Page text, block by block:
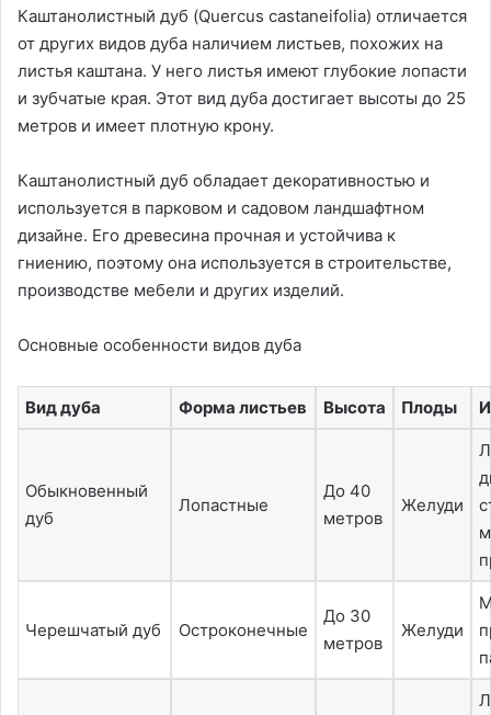
Каштанолистный дуб (Quercus castaneifolia) отличается
от других видов дуба наличием листьев, похожих на
листья каштана. У него листья имеют глубокие лопасти
и зубчатые края. Этот вид дуба достигает высоты до 25
метров и имеет плотную крону.
Каштанолистный дуб обладает декоративностью и
используется в парковом и садовом ландшафтном
дизайне. Его древесина прочная и устойчива к
гниению, поэтому она используется в строительстве,
производстве мебели и других изделий.
Основные особенности видов дуба
Вид дуба Форма листьев Высота Плоды
Обыкновенный
дуб
Лопастные
До 40
метров
Желуди
Черешчатый дуб Остроконечные
До 30
метров
Желуди